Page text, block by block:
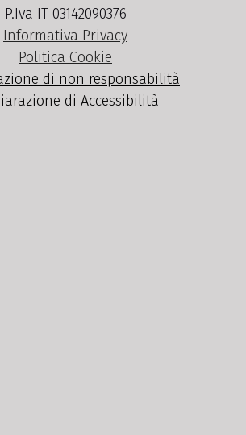
P.Iva IT 03142090376
Informativa Privacy
Politica Cookie
di non responsabilità
di Accessibilità